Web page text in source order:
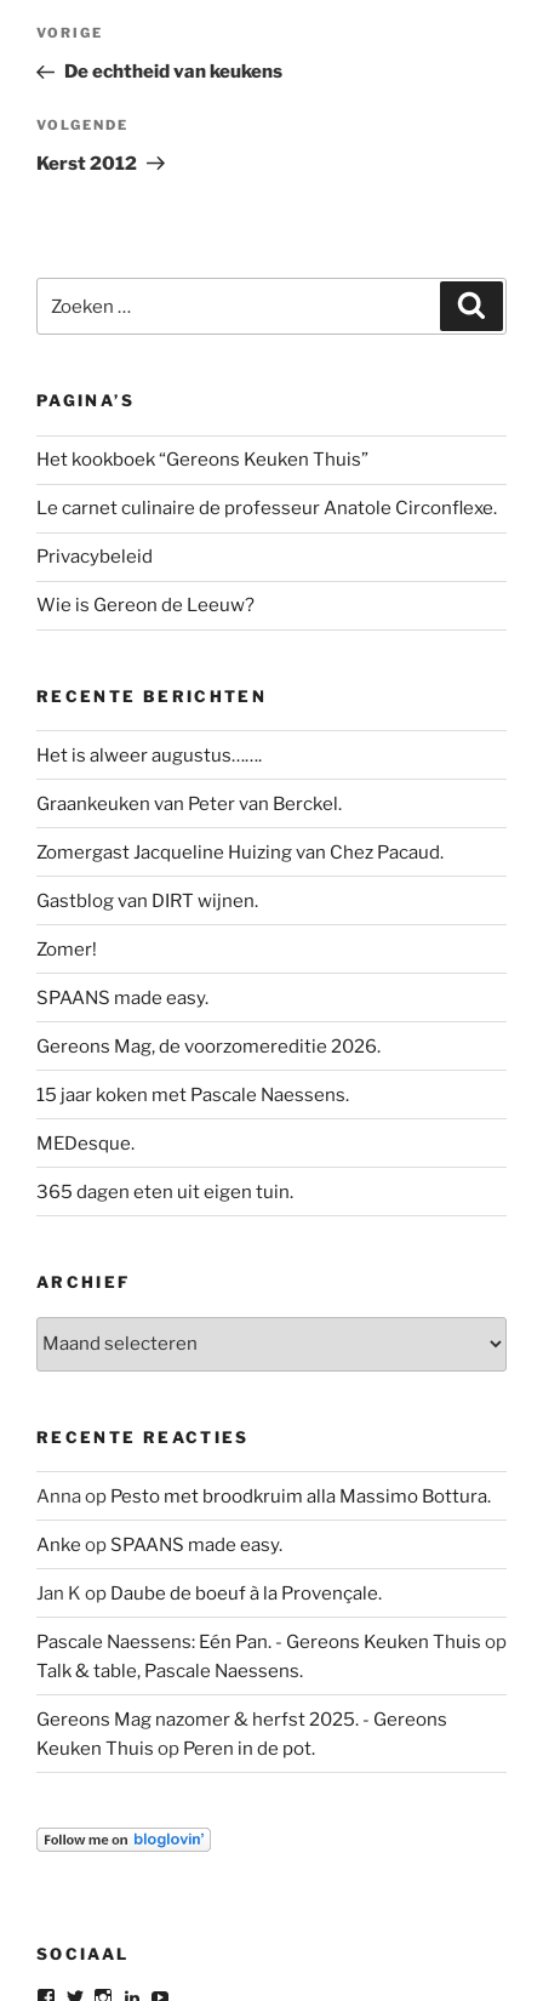
Bericht
Vorig
bericht
VORIGE
De echtheid van keukens
Volgend
bericht
VOLGENDE
Kerst 2012
naar:
PAGINA’S
Het kookboek “Gereons Keuken Thuis”
Le carnet culinaire de professeur Anatole Circonflexe.
Privacybeleid
Wie is Gereon de Leeuw?
RECENTE BERICHTEN
Het is alweer augustus…….
Graankeuken van Peter van Berckel.
Zomergast Jacqueline Huizing van Chez Pacaud.
Gastblog van DIRT wijnen.
Zomer!
SPAANS made easy.
Gereons Mag, de voorzomereditie 2026.
15 jaar koken met Pascale Naessens.
MEDesque.
365 dagen eten uit eigen tuin.
ARCHIEF
RECENTE REACTIES
Annaop Pesto met broodkruim alla Massimo Bottura.
Anke op SPAANS made easy.
Jan K op Daube de boeuf à la Provençale.
Pascale Naessens: Eén Pan. - Gereons Keuken Thuis op
Talk & table, Pascale Naessens.
Gereons Mag nazomer & herfst 2025. - Gereons
Keuken Thuis op Peren in de pot.
SOCIAAL
BekijkBekijkBekijkBekijk